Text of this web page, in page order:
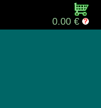
0.00 €